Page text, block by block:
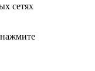
сетях